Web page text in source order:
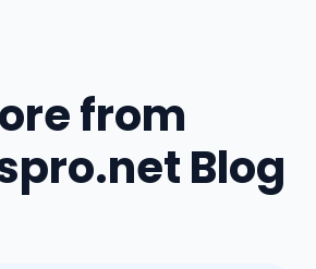
from
Blog